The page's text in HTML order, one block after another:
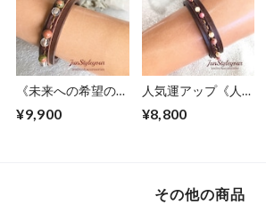
《未来への希望の
晶
¥9,900
人気運アップ《人脈
ト/ロードナイト
¥8,800
その他の商品